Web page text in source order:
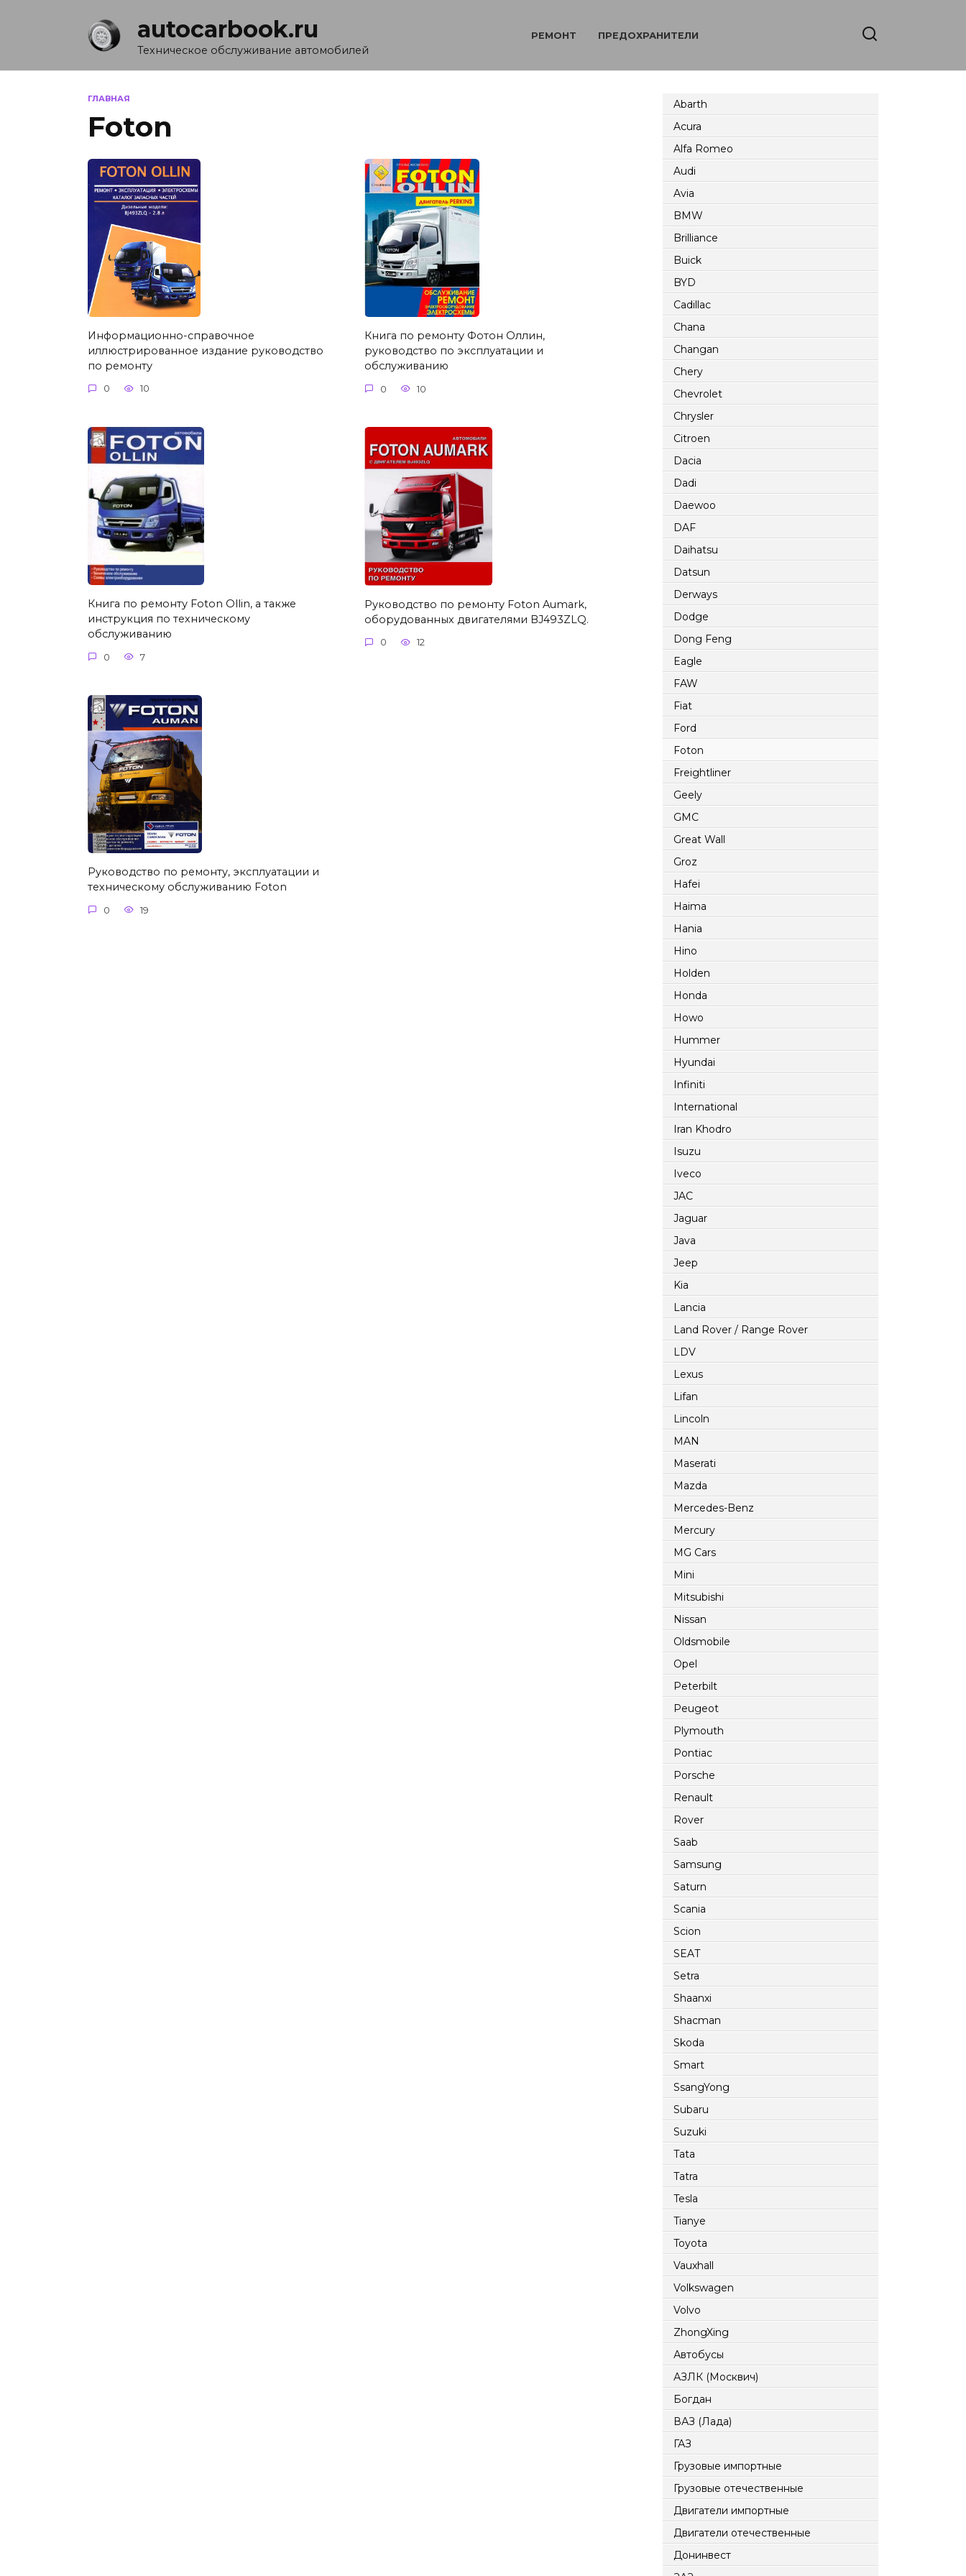
autocarbook.ru
Техническое обслуживание автомобилей
РЕМОНТ ПРЕДОХРАНИТЕЛИ
ГЛАВНАЯ
Foton
Информационно-справочное
иллюстрированное издание руководство
по ремонту
0 10
Книга по ремонту Фотон Оллин,
руководство по эксплуатации и
обслуживанию
0 10
Книга по ремонту Foton Ollin, а также
инструкция по техническому
обслуживанию
0 7
Руководство по ремонту Foton Aumark,
оборудованных двигателями BJ493ZLQ.
0 12
Руководство по ремонту, эксплуатации и
техническому обслуживанию Foton
0 19
Abarth
Acura
Alfa Romeo
Audi
Avia
BMW
Brilliance
Buick
BYD
Cadillac
Chana
Changan
Chery
Chevrolet
Chrysler
Citroen
Dacia
Dadi
Daewoo
DAF
Daihatsu
Datsun
Derways
Dodge
Dong Feng
Eagle
FAW
Fiat
Ford
Foton
Freightliner
Geely
GMC
Great Wall
Groz
Hafei
Haima
Hania
Hino
Holden
Honda
Howo
Hummer
Hyundai
Infiniti
International
Iran Khodro
Isuzu
Iveco
JAC
Jaguar
Java
Jeep
Kia
Lancia
Land Rover / Range Rover
LDV
Lexus
Lifan
Lincoln
MAN
Maserati
Mazda
Mercedes-Benz
Mercury
MG Cars
Mini
Mitsubishi
Nissan
Oldsmobile
Opel
Peterbilt
Peugeot
Plymouth
Pontiac
Porsche
Renault
Rover
Saab
Samsung
Saturn
Scania
Scion
SEAT
Setra
Shaanxi
Shacman
Skoda
Smart
SsangYong
Subaru
Suzuki
Tata
Tatra
Tesla
Tianye
Toyota
Vauxhall
Volkswagen
Volvo
ZhongXing
Автобусы
АЗЛК (Москвич)
Богдан
ВАЗ (Лада)
ГАЗ
Грузовые импортные
Грузовые отечественные
Двигатели импортные
Двигатели отечественные
Донинвест